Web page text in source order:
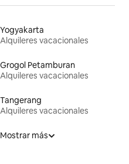
Yogyakarta
Alquileres vacacionales
Grogol Petamburan
Alquileres vacacionales
Tangerang
Alquileres vacacionales
Mostrar más